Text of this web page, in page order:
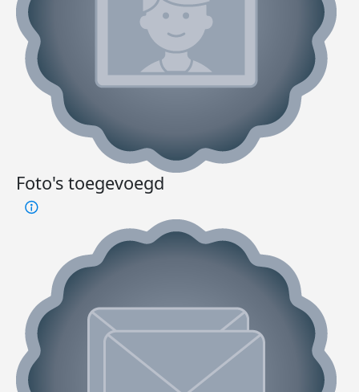
Foto's toegevoegd